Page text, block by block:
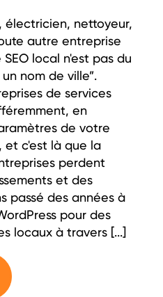
électricien, nettoyeur,
autre entreprise
local n'est pas du
nom de ville”.
de services
en
de votre
et c'est là que la
perdent
et des
passé des années à
pour des
locaux à travers [...]